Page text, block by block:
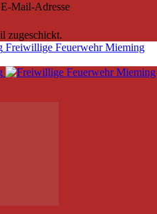
Mail-Adresse
zugeschickt.
Freiwillige Feuerwehr Mieming